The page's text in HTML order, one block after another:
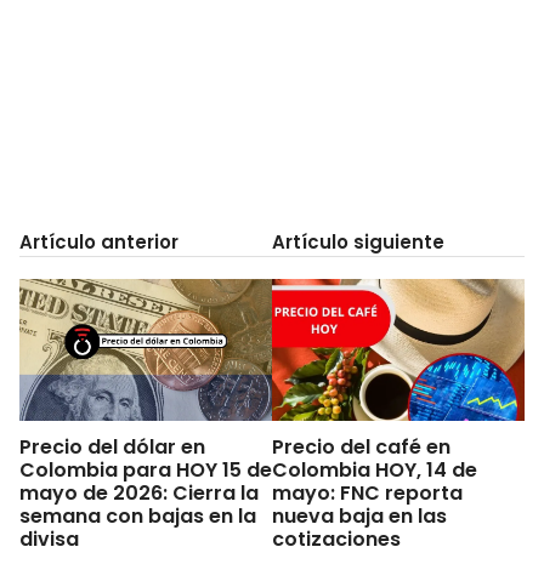
Artículo anterior
Precio del dólar en
Colombia para HOY 15 de
mayo de 2026: Cierra la
semana con bajas en la
divisa
Artículo siguiente
Precio del café en
Colombia HOY, 14 de
mayo: FNC reporta
nueva baja en las
cotizaciones